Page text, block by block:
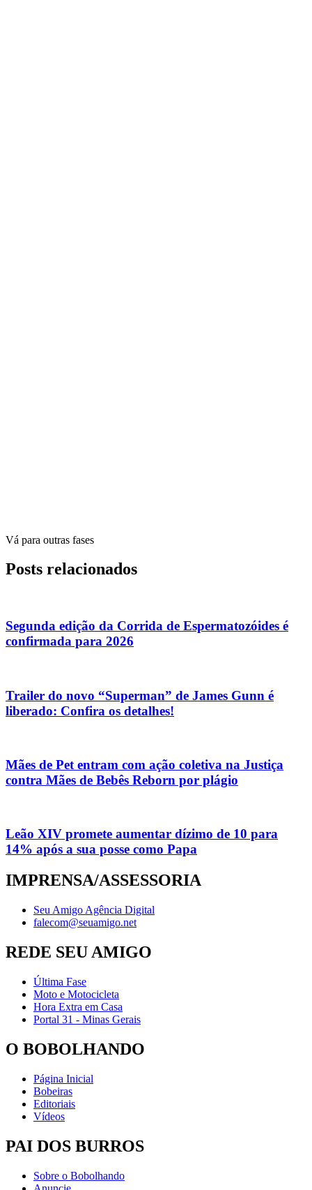
Vá para outras fases
Posts relacionados
Segunda edição da Corrida de Espermatozóides é
confirmada para 2026
Trailer do novo “Superman” de James Gunn é
liberado: Confira os detalhes!
Mães de Pet entram com ação coletiva na Justiça
contra Mães de Bebês Reborn por plágio
Leão XIV promete aumentar dízimo de 10 para
14% após a sua posse como Papa
IMPRENSA/ASSESSORIA
Seu Amigo Agência Digital
falecom@seuamigo.net
REDE SEU AMIGO
Última Fase
Moto e Motocicleta
Hora Extra em Casa
Portal 31 - Minas Gerais
O BOBOLHANDO
Página Inicial
Bobeiras
Editoriais
Vídeos
PAI DOS BURROS
Sobre o Bobolhando